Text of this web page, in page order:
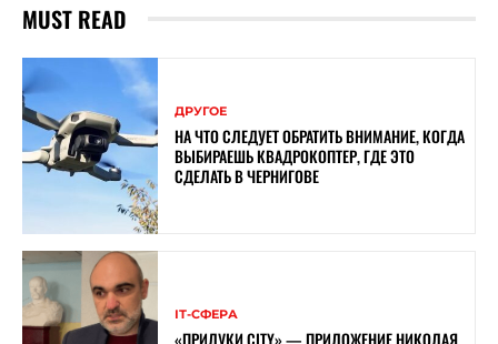
MUST READ
ДРУГОЕ
НА ЧТО СЛЕДУЕТ ОБРАТИТЬ ВНИМАНИЕ, КОГДА
ВЫБИРАЕШЬ КВАДРОКОПТЕР, ГДЕ ЭТО
СДЕЛАТЬ В ЧЕРНИГОВЕ
ІТ-СФЕРА
«ПРИЛУКИ CITY» — ПРИЛОЖЕНИЕ НИКОЛАЯ